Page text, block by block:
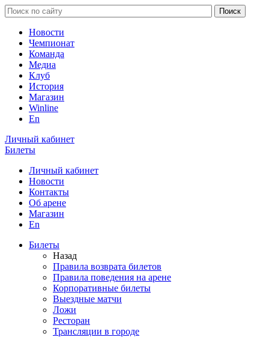
Новости
Чемпионат
Команда
Медиа
Клуб
История
Магазин
Winline
En
Личный кабинет
Билеты
Личный кабинет
Новости
Контакты
Об арене
Магазин
En
Билеты
Назад
Правила возврата билетов
Правила поведения на арене
Корпоративные билеты
Выездные матчи
Ложи
Ресторан
Трансляции в городе